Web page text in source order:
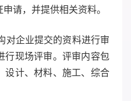
请，并提供相关资料。
对企业提交的资料进行审
行现场评审。评审内容包
设计、材料、施工、综合